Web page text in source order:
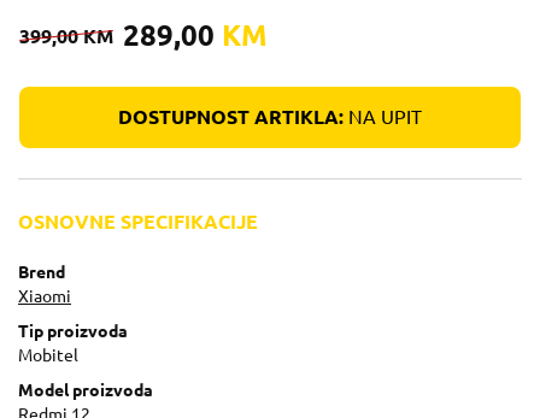
399,00KM 289,00 KM
DOSTUPNOST ARTIKLA: NA UPIT
OSNOVNE SPECIFIKACIJE
Brend
Xiaomi
Tip proizvoda
Mobitel
Model proizvoda